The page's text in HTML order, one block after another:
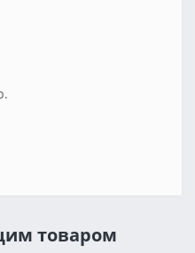
товаром